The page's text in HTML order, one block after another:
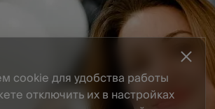
cookie для удобства работы
отключить их в настройках